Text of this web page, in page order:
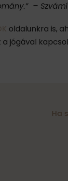
–
oldalunkra is,
jógával
Ha